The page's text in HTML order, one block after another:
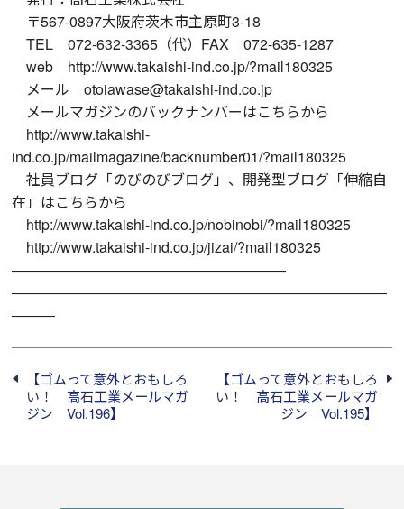
〒567-0897大阪府茨木市主原町3-18
TEL 072-632-3365（代）FAX 072-635-1287
web http://www.takaishi-ind.co.jp/?mail180325
メール otoiawase@takaishi-ind.co.jp
メールマガジンのバックナンバーはこちらから
http://www.takaishi-
ind.co.jp/mailmagazine/backnumber01/?mail180325
社員ブログ「のびのびブログ」、開発型ブログ「伸縮自
在」はこちらから
http://www.takaishi-ind.co.jp/nobinobi/?mail180325
http://www.takaishi-ind.co.jp/jizai/?mail180325
―――――――――――――――――――
――――――――――――――――――――――――――
―――
【ゴムって意外とおもしろ
い！ 高石工業メールマガ
ジン Vol.196】
【ゴムって意外とおもしろ
い！ 高石工業メールマガ
ジン Vol.195】